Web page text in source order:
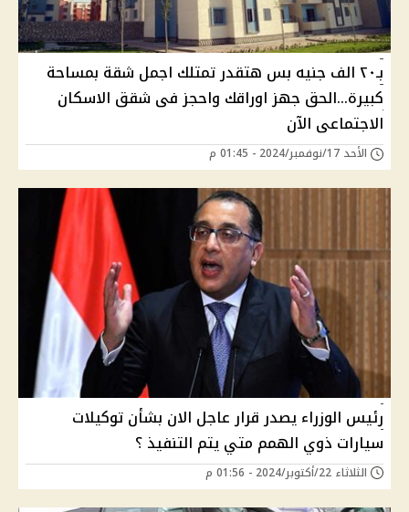
بـ٢٠ الف جنيه بس هتقدر تمتلك اجمل شقة بمساحة
كبيرة...الحق جهز اوراقك واحجز فى شقق الاسكان
الاجتماعى الآن
الأحد 17/نوفمبر/2024 - 01:45 م
رئيس الوزراء يصدر قرار عاجل الان بشأن توكيلات
سيارات ذوي الهمم متي يتم التنفيذ ؟
الثلاثاء 22/أكتوبر/2024 - 01:56 م